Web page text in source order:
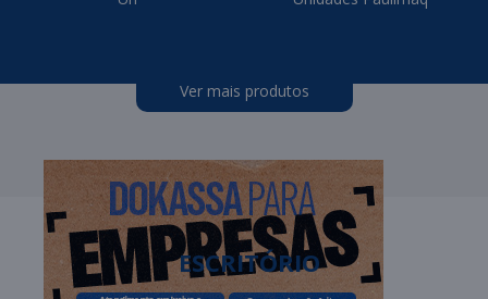
Ver mais produtos
ESCRITÓRIO